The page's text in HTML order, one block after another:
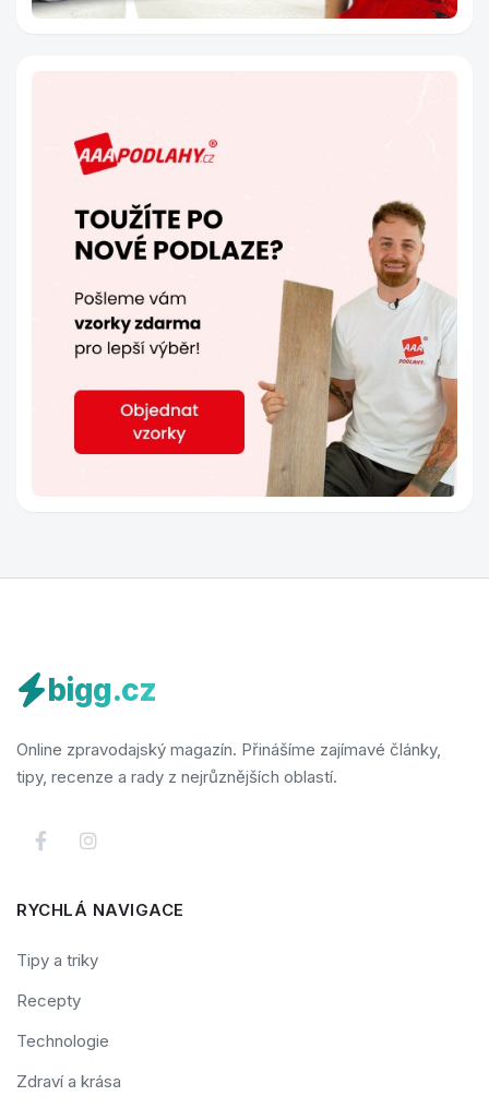
bigg.cz
Online zpravodajský magazín. Přinášíme zajímavé články,
tipy, recenze a rady z nejrůznějších oblastí.
RYCHLÁ NAVIGACE
Tipy a triky
Recepty
Technologie
Zdraví a krása